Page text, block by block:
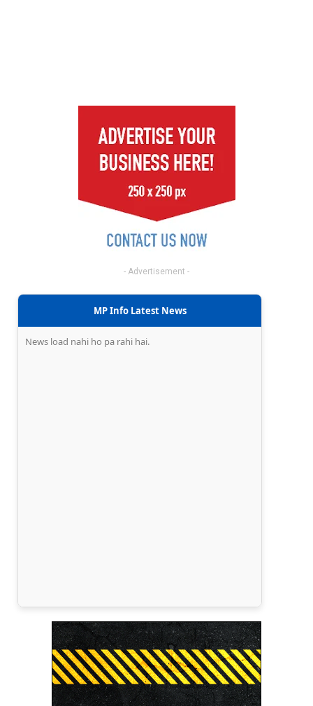
- Advertisement -
MP Info Latest News
News load nahi ho pa rahi hai.